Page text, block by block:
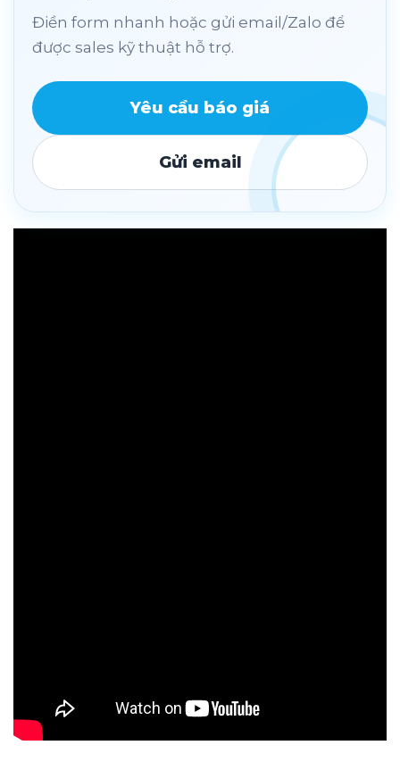
Điền form nhanh hoặc gửi email/Zalo để
được sales kỹ thuật hỗ trợ.
Yêu cầu báo giá
Gửi email